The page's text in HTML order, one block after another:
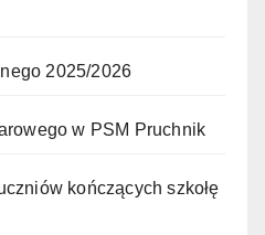
2025/2026
w PSM Pruchnik
kończących szkołę